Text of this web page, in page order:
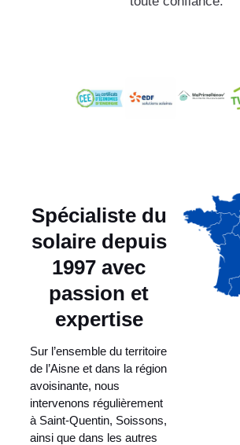
Spécialiste du
solaire depuis
1997 avec
passion et
expertise
Sur l’ensemble du territoire
de l’Aisne et dans la région
avoisinante, nous
intervenons régulièrement
à Saint-Quentin, Soissons,
ainsi que dans les autres